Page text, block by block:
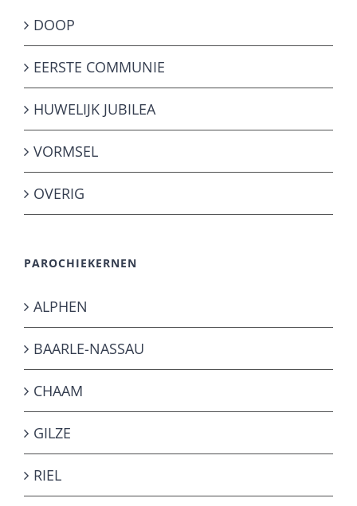
DOOP
EERSTE COMMUNIE
HUWELIJK JUBILEA
VORMSEL
OVERIG
PAROCHIEKERNEN
ALPHEN
BAARLE-NASSAU
CHAAM
GILZE
RIEL